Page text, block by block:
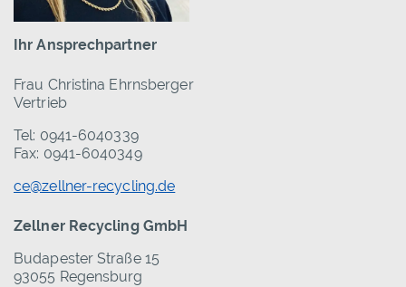
Ihr Ansprechpartner
Frau Christina Ehrnsberger
Vertrieb
Tel: 0941-6040339
Fax: 0941-6040349
ce@zellner-recycling.de
Zellner Recycling GmbH
Budapester Straße 15
93055 Regensburg